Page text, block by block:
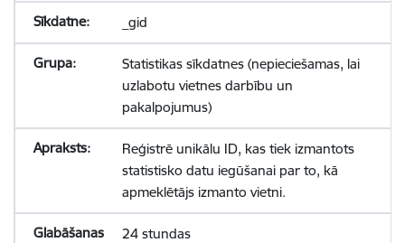
_gid
Statistikas sīkdatnes (nepieciešamas, lai
uzlabotu vietnes darbību un
pakalpojumus)
Reģistrē unikālu ID, kas tiek izmantots
statistisko datu iegūšanai par to, kā
apmeklētājs izmanto vietni.
24 stundas